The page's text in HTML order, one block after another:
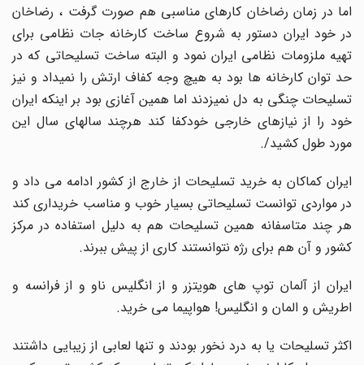
اما در زمان رضاخان کارهای مناسبی هم صورت گرفت ، رضاخان
در خود ایران دستور به شروع ساخت کارخانه جات نظامی برای
تهیه ملزومات نظامی ایران نمود و البته ساخت تسلیحاتی که در
حد توان کارخانه ها بود به هیچ وجه کفاف ارتش را نمیداد و نیز
تسلیحات چنگی به دل نمیزدند اما همین آغازی بود بر اینکه ایران
خود را از نیازهای خارجی خودکفا کند هرچند سالهای سال این
مورد طول کشید/.
ایران کماکان به خرید تسلیحات از خارج از کشور ادامه می داد و
در مواردی توانست تسلیحاتی بسیار خوب و مناسب خریداری کند
هر چند متاسفانه همین تسلیحات هم به دلیل استفاده در مرکز
کشور و آن هم برای رژه نتوانستند کاری از پیش ببرند.
ایران از آلمان توپ های هویتزر و از انگلیس ناو و از فرانسه و
اطریش و المان و انگلیس! هواپیما می خرید.
اکثر تسلیحات یا به درد نخور بودند و تنها لعابی از زیبایی داشتند